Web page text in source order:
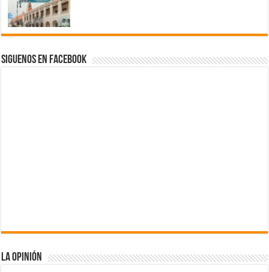
Siguenos en Facebook
La Opinión